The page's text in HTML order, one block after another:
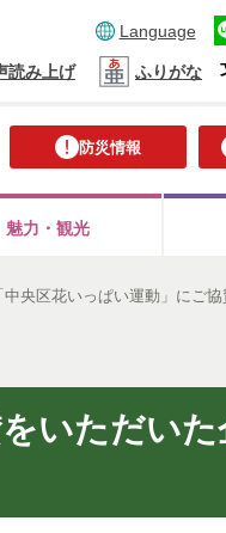
Language
読み上げ ふりがな
防災情報
魅力・観光
央区花いっぱい運動」にご
いただいた